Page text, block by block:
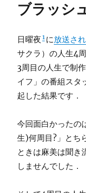
ブラッシ
日曜夜 1 に放送さ
サクラ）の人生4
3周目の人生で制
イフ」の番組スタ
起した結果です．
今回面白かったの
生)何周目?」とち
ときは麻美は聞き
しませんでした．